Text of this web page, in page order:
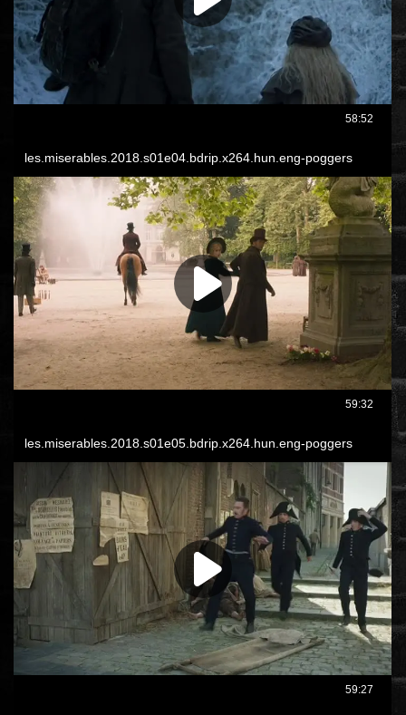
KARÁCSONYI FILMEK
PC-GAME
www.onlinefilmvilag2.eu,Copyright © 2017-2026 Az oldal nem tárol
semmilyen jogsértő tartalmat. Minden adat külső forrásból származik |